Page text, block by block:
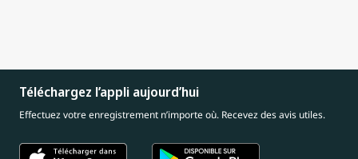
Téléchargez l’appli aujourd’hui
Effectuez votre enregistrement n’importe où. Recevez des avis utiles.